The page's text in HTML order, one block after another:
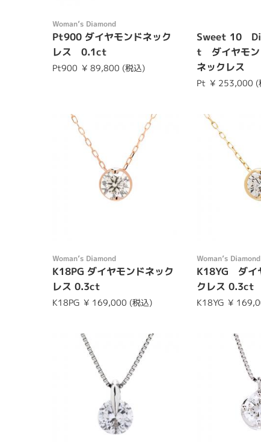
Womanʼs Diamond
Pt900 ダイヤモンドネック
レス 0.1ct
Pt900 ¥ 89,800 (税込)
Sweet 10
t ダイヤモン
ネックレス
Pt ¥ 253,000 (
Womanʼs Diamond
K18PG ダイヤモンドネック
レス 0.3ct
K18PG ¥ 169,000 (税込)
Womanʼs Diamond
K18YG ダイ
クレス 0.3ct
K18YG ¥